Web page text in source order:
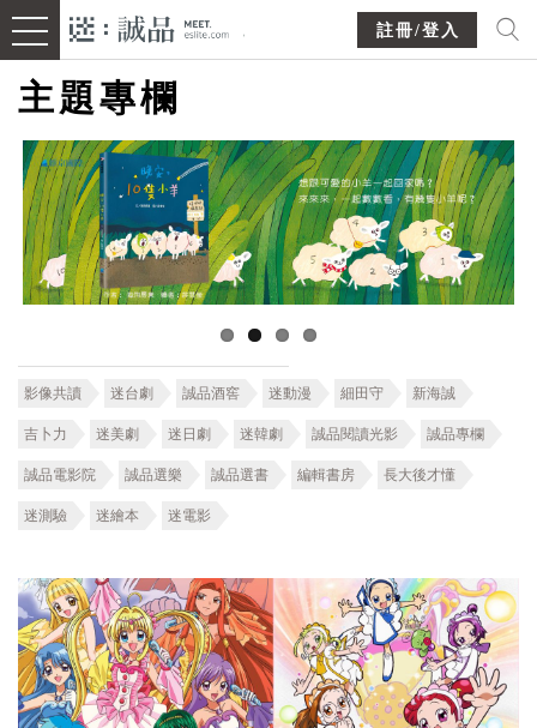
註冊/登入
主題專欄
影像共讀 迷台劇 誠品酒窖 迷動漫 細田守 新海誠
吉卜力 迷美劇 迷日劇 迷韓劇 誠品閱讀光影 誠品專欄
誠品電影院 誠品選樂 誠品選書 編輯書房 長大後才懂
迷測驗 迷繪本 迷電影